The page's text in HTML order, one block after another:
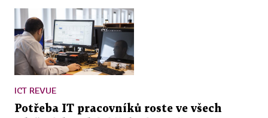
ICT REVUE
Potřeba IT pracovníků roste ve všech